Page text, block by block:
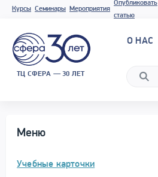
Курсы Семинары Мероприятия
Опубликовать
статью
ТЦ СФЕРА — 30 ЛЕТ
О НАС
Меню
Учебные карточки